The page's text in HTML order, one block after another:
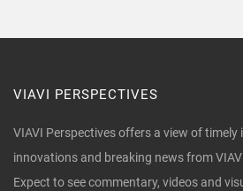
VIAVI PERSPECTIVES
VIAVI Perspectives offers a view of timely
innovations and breaking news from
Expect to see commentary, videos and